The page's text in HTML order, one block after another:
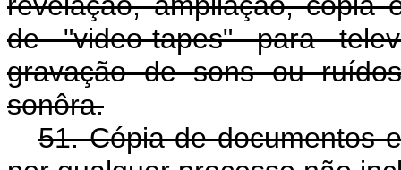
de "video-tapes" para
gravação de sons ou
sonôra.
51. Cópia de documentos